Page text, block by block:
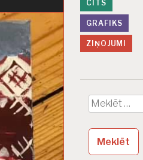
CITS
GRAFIKS
ZIŅOJUMI
Meklēt: